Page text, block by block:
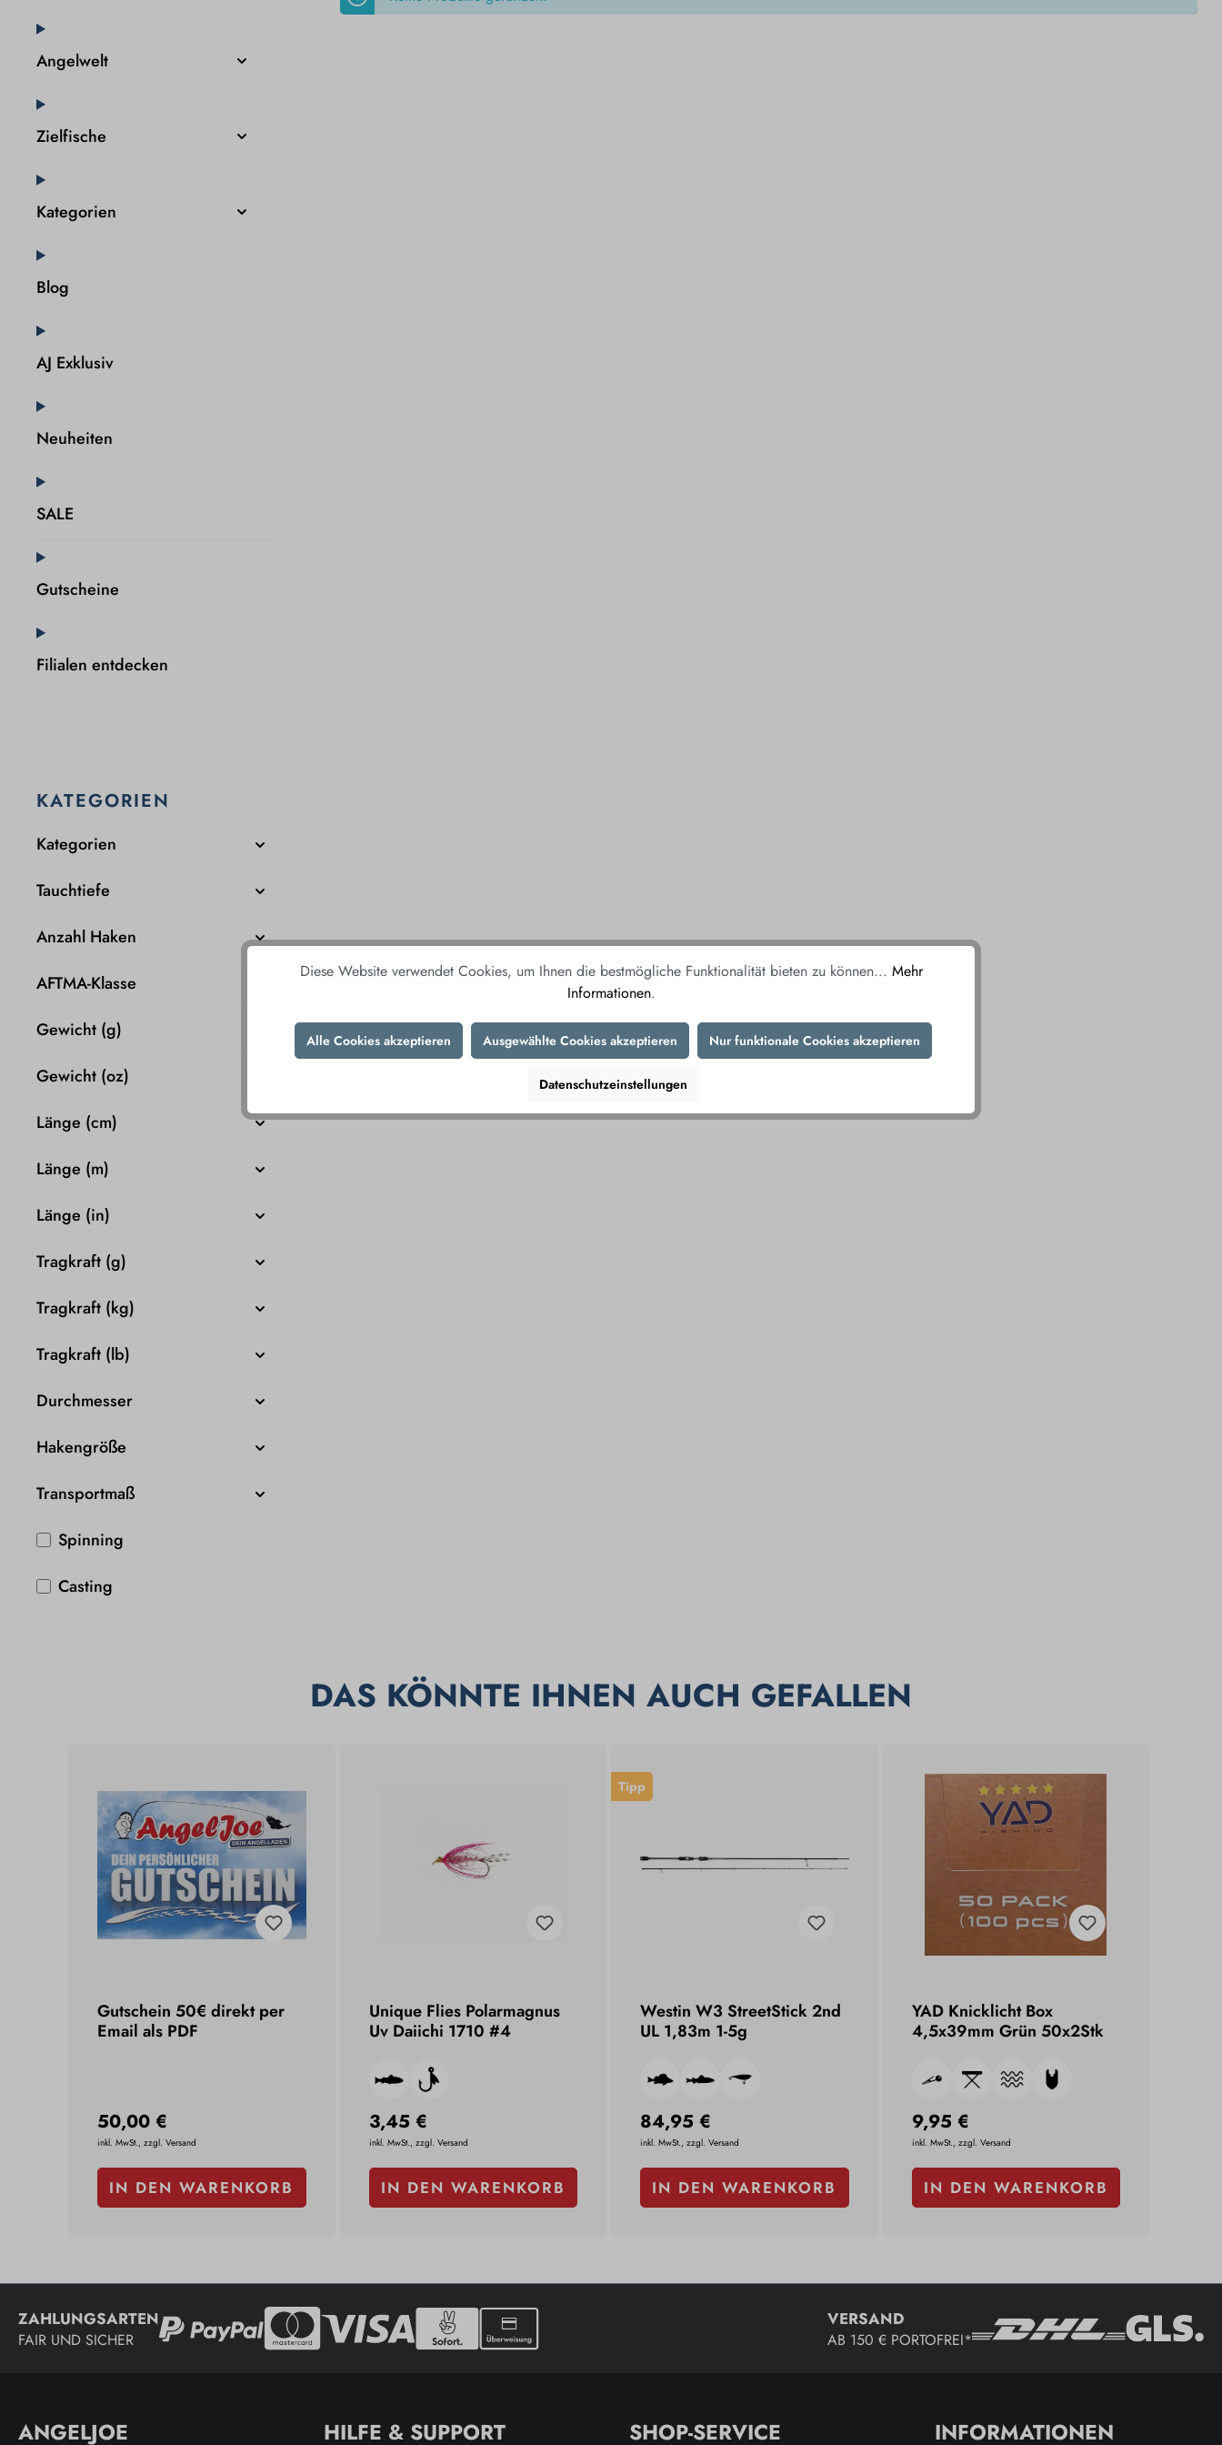
Angelwelt
Zielfische
Kategorien
Blog
AJ Exklusiv
Neuheiten
SALE
Gutscheine
Filialen entdecken
KATEGORIEN
Kategorien
Tauchtiefe
Anzahl Haken
AFTMA-Klasse
Gewicht (g)
Gewicht (oz)
Länge (cm)
Länge (m)
Länge (in)
Tragkraft (g)
Tragkraft (kg)
Tragkraft (lb)
Durchmesser
Hakengröße
Transportmaß
Spinning
Casting
DAS KÖNNTE IHNEN AUCH GEFALLEN
Gutschein 50€ direkt per
Email als PDF
50,00 €
inkl. MwSt., zzgl. Versand
IN DEN WARENKORB
Unique Flies Polarmagnus
Uv Daiichi 1710 #4
3,45 €
inkl. MwSt., zzgl. Versand
IN DEN WARENKORB
Tipp
Westin W3 StreetStick 2nd
UL 1,83m 1-5g
84,95 €
inkl. MwSt., zzgl. Versand
IN DEN WARENKORB
YAD Knicklicht Box
4,5x39mm Grün 50x2Stk
9,95 €
inkl. MwSt., zzgl. Versand
IN DEN WARENKORB
ZAHLUNGSARTEN
FAIR UND SICHER
VERSAND
AB 150 € PORTOFREI*
ANGELJOE HILFE & SUPPORT SHOP-SERVICE INFORMATIONEN
Diese Website verwendet Cookies, um Ihnen die bestmögliche Funktionalität bieten zu können... Mehr
Informationen.
Alle Cookies akzeptieren Ausgewählte Cookies akzeptieren Nur funktionale Cookies akzeptieren
Datenschutzeinstellungen